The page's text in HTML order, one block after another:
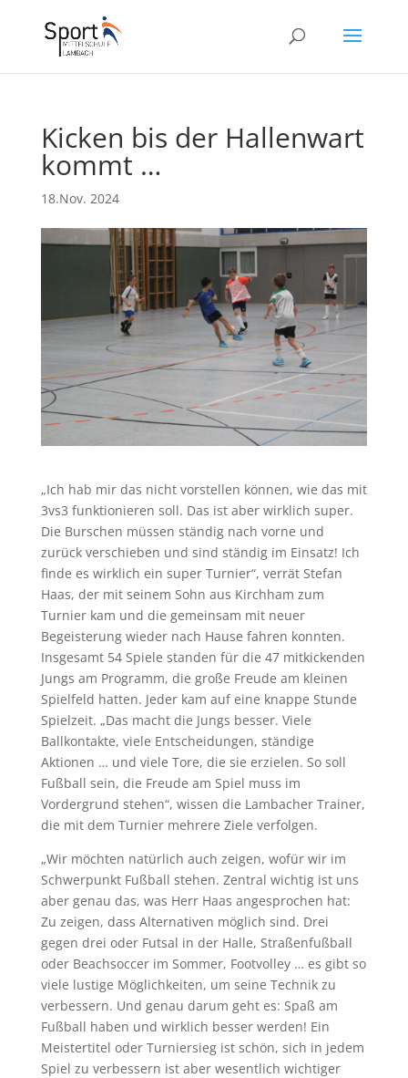
Kicken bis der Hallenwart
kommt …
18.Nov. 2024
„Ich hab mir das nicht vorstellen können, wie das mit
3vs3 funktionieren soll. Das ist aber wirklich super.
Die Burschen müssen ständig nach vorne und
zurück verschieben und sind ständig im Einsatz! Ich
finde es wirklich ein super Turnier“, verrät Stefan
Haas, der mit seinem Sohn aus Kirchham zum
Turnier kam und die gemeinsam mit neuer
Begeisterung wieder nach Hause fahren konnten.
Insgesamt 54 Spiele standen für die 47 mitkickenden
Jungs am Programm, die große Freude am kleinen
Spielfeld hatten. Jeder kam auf eine knappe Stunde
Spielzeit. „Das macht die Jungs besser. Viele
Ballkontakte, viele Entscheidungen, ständige
Aktionen … und viele Tore, die sie erzielen. So soll
Fußball sein, die Freude am Spiel muss im
Vordergrund stehen“, wissen die Lambacher Trainer,
die mit dem Turnier mehrere Ziele verfolgen.
„Wir möchten natürlich auch zeigen, wofür wir im
Schwerpunkt Fußball stehen. Zentral wichtig ist uns
aber genau das, was Herr Haas angesprochen hat:
Zu zeigen, dass Alternativen möglich sind. Drei
gegen drei oder Futsal in der Halle, Straßenfußball
oder Beachsoccer im Sommer, Footvolley … es gibt so
viele lustige Möglichkeiten, um seine Technik zu
verbessern. Und genau darum geht es: Spaß am
Fußball haben und wirklich besser werden! Ein
Meistertitel oder Turniersieg ist schön, sich in jedem
Spiel zu verbessern ist aber wesentlich wichtiger